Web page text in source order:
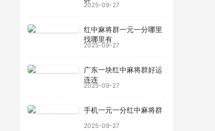
2025-09-27
红中麻将群一元一分哪里
找哪里有
2025-09-27
广东一块红中麻将群好运
连连
2025-09-27
手机一元一分红中麻将群
2025-09-27